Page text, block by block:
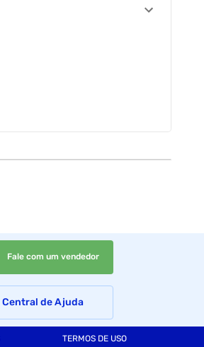
Fale com um vendedor
Central de Ajuda
TERMOS DE USO